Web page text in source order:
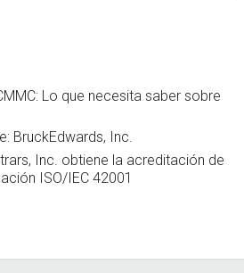
Lo que necesita saber sobre
BruckEdwards, Inc.
Inc. obtiene la acreditación de
ISO/IEC 42001